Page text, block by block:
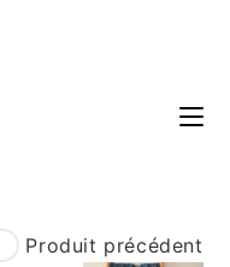
Produit précédent